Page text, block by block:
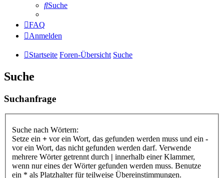
Suche
FAQ
Anmelden
Startseite Foren-Übersicht Suche
Suche
Suchanfrage
Suche nach Wörtern:
Setze ein + vor ein Wort, das gefunden werden muss und ein -
vor ein Wort, das nicht gefunden werden darf. Verwende
mehrere Wörter getrennt durch | innerhalb einer Klammer,
wenn nur eines der Wörter gefunden werden muss. Benutze
ein * als Platzhalter für teilweise Übereinstimmungen.